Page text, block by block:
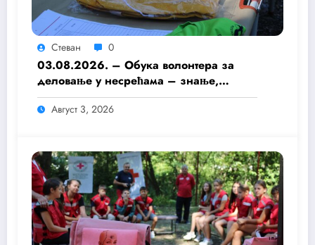
Стеван 0
03.08.2026. – Обука волонтера за
деловање у несрећама – знање,
припремљеност и хуманост као темељ
безбедније заједнице
Август 3, 2026